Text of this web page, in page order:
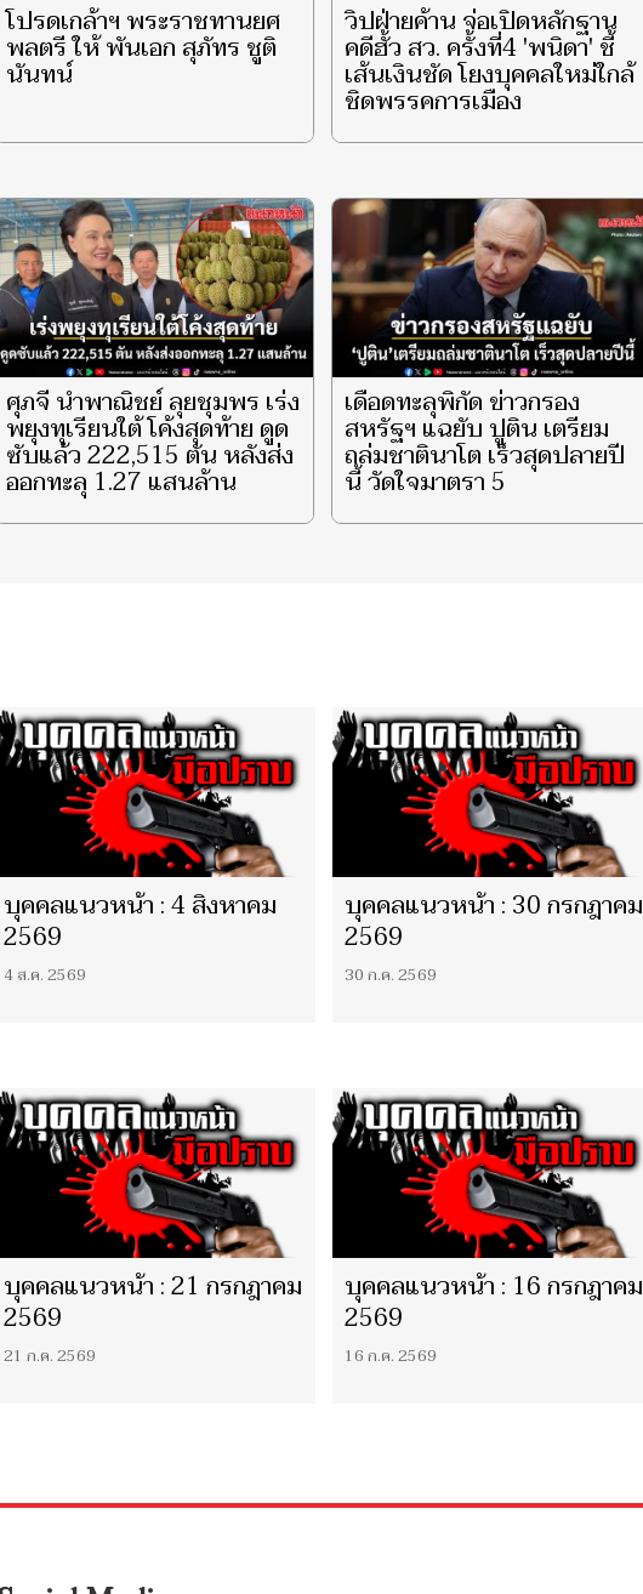
โปรดเกล้าฯ พระราชทานยศ
พลตรี ให้ พันเอก สุภัทร ชูติ
นันทน์
วิปฝ่ายค้าน จ่อเปิดหลักฐาน
คดีฮั้ว สว. ครั้งที่4 'พนิดา' ชี้
เส้นเงินชัด โยงบุคคลใหม่ใกล้
ชิดพรรคการเมือง
ศุภจี นำพาณิชย์ ลุยชุมพร เร่ง
พยุงทุเรียนใต้ โค้งสุดท้าย ดูด
ซับแล้ว 222,515 ตัน หลังส่ง
ออกทะลุ 1.27 แสนล้าน
เดือดทะลุพิกัด ข่าวกรอง
สหรัฐฯ แฉยับ ปูติน เตรียม
ถล่มชาตินาโต เร็วสุดปลายปี
นี้ วัดใจมาตรา 5
บุคคลแนวหน้า : 4 สิงหาคม
2569
4 ส.ค. 2569
บุคคลแนวหน้า : 30 กรกฎาคม
2569
30 ก.ค. 2569
บุคคลแนวหน้า : 21 กรกฎาคม
2569
21 ก.ค. 2569
บุคคลแนวหน้า : 16 กรกฎาคม
2569
16 ก.ค. 2569